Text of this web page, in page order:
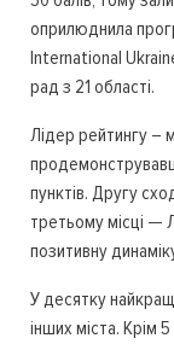
оприлюднила
International
рад з 21 області.
Лідер рейтингу –
пунктів. Другу
третьому місці —
позитивну
У десятку
інших міста. Крім